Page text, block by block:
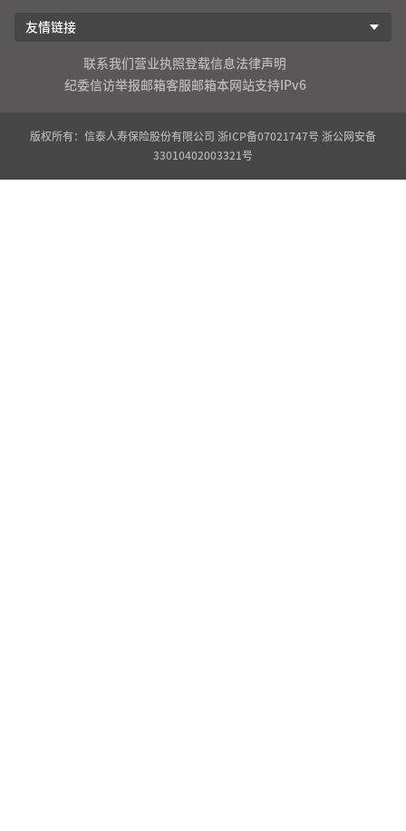
友情链接
联系我们 营业执照登载信息法律声明
纪委信访举报邮箱客服邮箱本网站支持IPv6
版权所有：信泰人寿保险股份有限公司 浙ICP备07021747号 浙公网安备
33010402003321号